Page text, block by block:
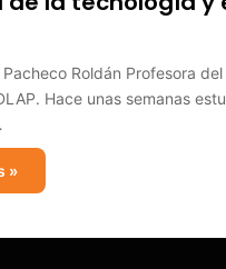
Pacheco Roldán Profesora
Hace unas semanas
»